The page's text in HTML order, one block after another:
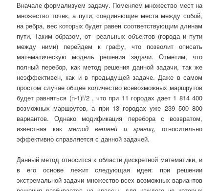
Вначале формализуем задачу. Поменяем множество мест на
множество точек, а пути, соединяющие места между собой,
на ребра, вес которых будет равен соответствующим длинам
пути. Таким образом, от реальных объектов (города и пути
между ними) перейдем к графу, что позволит описать
математическую модель решения задачи. Отметим, что
полный перебор, как метод решения данной задачи, так же
неэффективен, как и в предыдущей задаче. Даже в самом
простом случае общее количество всевозможных маршрутов
будет равняться (n-1)!/2 , что при 11 городах дает 1 814 400
возможных маршрутов, а при 13 городах уже 239 500 800
вариантов. Однако модификация перебора с возвратом,
известная какметод ветвей и границ, относительно
эффективно справляется с данной задачей.
Данный метод относится к области дискретной математики, и
в его основе лежит следующая идея: при решении
экстремальной задачи множество всех возможных вариантов